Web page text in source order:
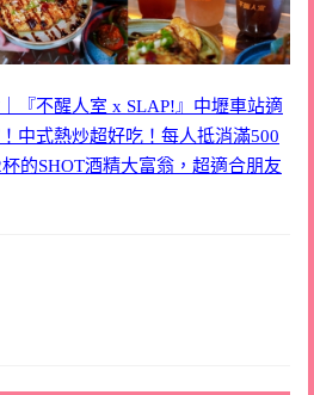
『不醒人室 x SLAP!』中壢車站適
中式熱炒超好吃！每人抵消滿500
的SHOT酒精大富翁，超適合朋友